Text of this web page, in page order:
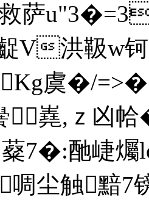
萨
齪V洪靸w
虞�/
嶤,ｚ凶帢
酏崨爥
啁尘触黯7